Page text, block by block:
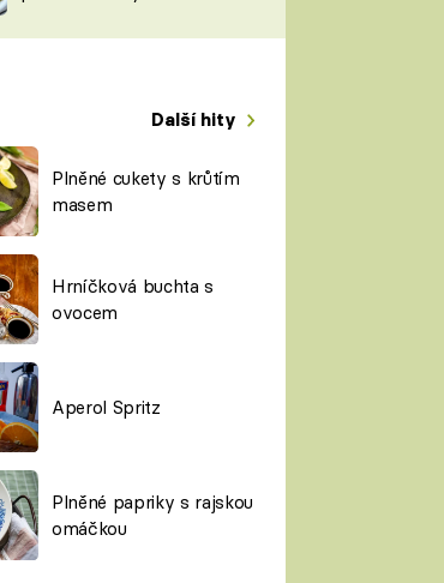
Další hity
Plněné cukety s krůtím
masem
Hrníčková buchta s
ovocem
Aperol Spritz
Plněné papriky s rajskou
omáčkou